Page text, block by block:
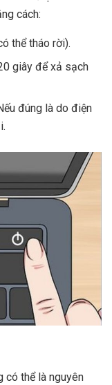
cách:
thể tháo rời).
giây để xả sạch
đúng là do điện
có thể là nguyên